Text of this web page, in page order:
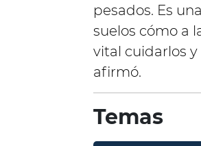
pesados. Es
suelos cómo a
vital cuidarlos
afirmó.
Temas